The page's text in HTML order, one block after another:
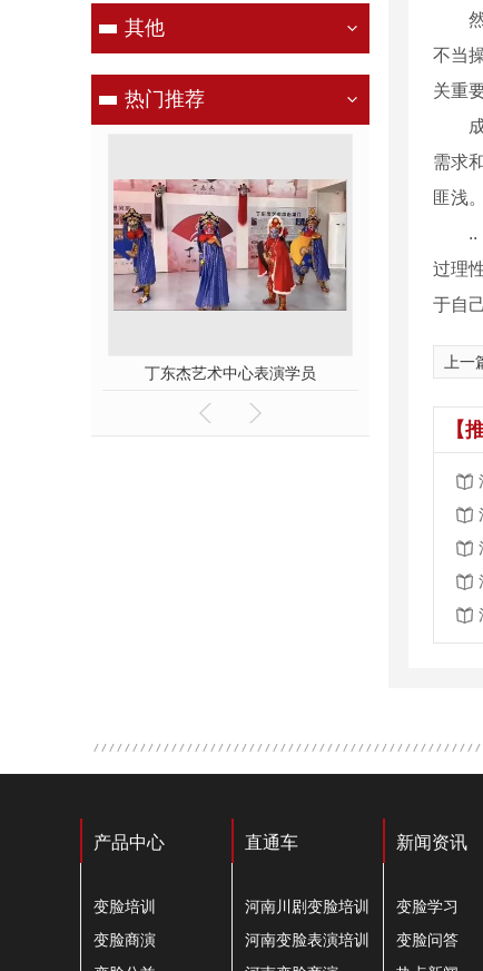
其他
热门推荐
丁东杰艺术中心表演学员 舞
不当
关重
需求
匪浅。
..
过理
于自
上一
【
产品中心
变脸培训
变脸商演
直通车
河南川剧变脸培训
河南变脸表演培训
新闻资讯
变脸学习
变脸问答